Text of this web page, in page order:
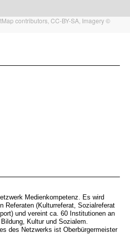
contributors, CC-BY-SA , Imagery ©
Medienkompetenz. Es wird
Referaten (Kulturreferat, Sozialreferat
und vereint ca. 60 Institutionen an
Kultur und Sozialem.
des Netzwerks ist Oberbürgermeister